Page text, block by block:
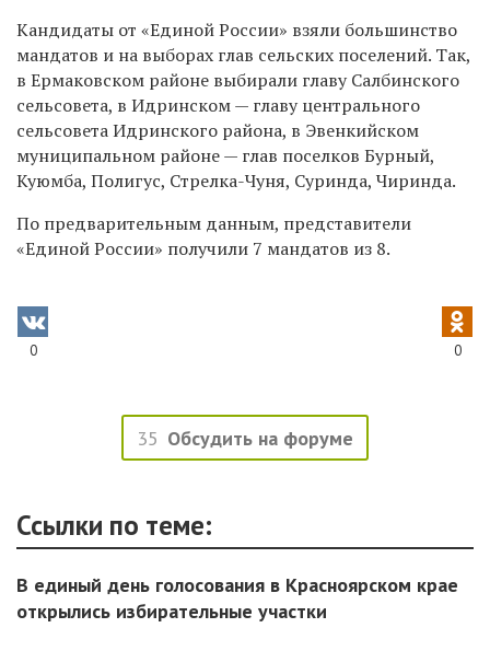
Кандидаты от «Единой России» взяли большинство
мандатов и на выборах глав сельских поселений. Так,
в Ермаковском районе выбирали главу Салбинского
сельсовета, в Идринском — главу центрального
сельсовета Идринского района, в Эвенкийском
муниципальном районе — глав поселков Бурный,
Куюмба, Полигус, Стрелка-Чуня, Суринда, Чиринда.
По предварительным данным, представители
«Единой России» получили 7 мандатов из 8.
0 0
35 Обсудить на форуме
Ссылки по теме:
В единый день голосования в Красноярском крае
открылись избирательные участки